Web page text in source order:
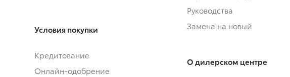
Условия покупки
Кредитование
Онлайн-одобрение
Руководства
Замена на новый
О дилерском центре